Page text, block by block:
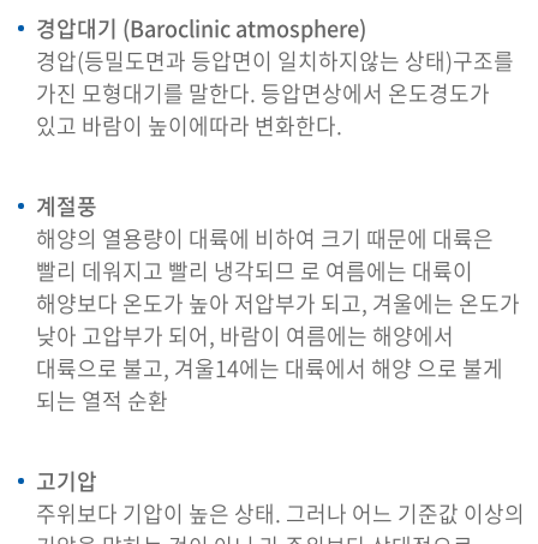
경압대기 (Baroclinic atmosphere)
경압(등밀도면과 등압면이 일치하지않는 상태)구조를
가진 모형대기를 말한다. 등압면상에서 온도경도가
있고 바람이 높이에따라 변화한다.
계절풍
해양의 열용량이 대륙에 비하여 크기 때문에 대륙은
빨리 데워지고 빨리 냉각되므 로 여름에는 대륙이
해양보다 온도가 높아 저압부가 되고, 겨울에는 온도가
낮아 고압부가 되어, 바람이 여름에는 해양에서
대륙으로 불고, 겨울14에는 대륙에서 해양 으로 불게
되는 열적 순환
고기압
주위보다 기압이 높은 상태. 그러나 어느 기준값 이상의